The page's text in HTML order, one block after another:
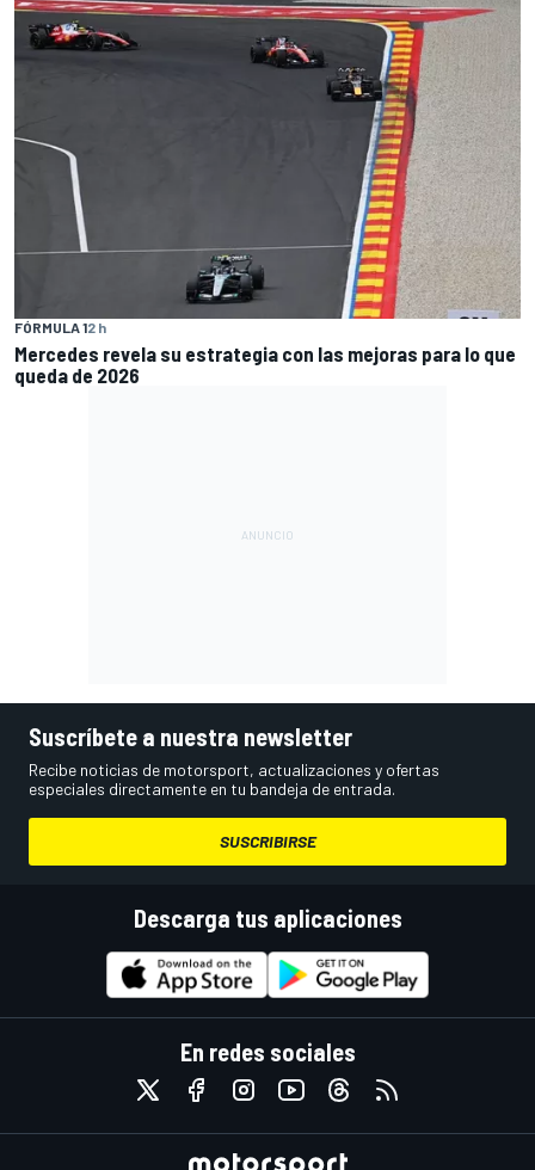
FÓRMULA 12 h
Mercedes revela su estrategia con las mejoras para lo que
queda de 2026
Suscríbete a nuestra newsletter
Recibe noticias de motorsport, actualizaciones y ofertas
especiales directamente en tu bandeja de entrada.
SUSCRIBIRSE
Descarga tus aplicaciones
En redes sociales